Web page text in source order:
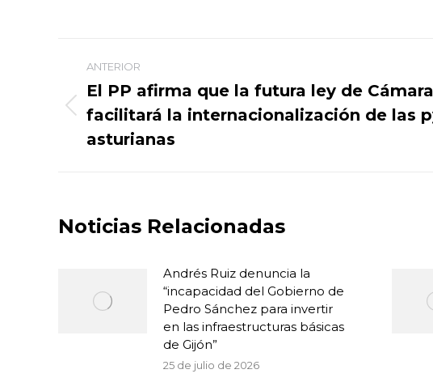
Navegación
entre
publicaciones
ANTERIOR
Publicación
anterior:
El PP afirma que la futura ley de
facilitará la internacionalización de las
asturianas
Noticias Relacionadas
Andrés Ruiz denuncia la
“incapacidad del Gobierno de
Pedro Sánchez para invertir
en las infraestructuras básicas
de Gijón”
25 de julio de 2026